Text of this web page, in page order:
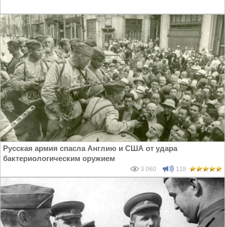
Русская армия спасла Англию и США от удара
бактериологическим оружием
3 060 118